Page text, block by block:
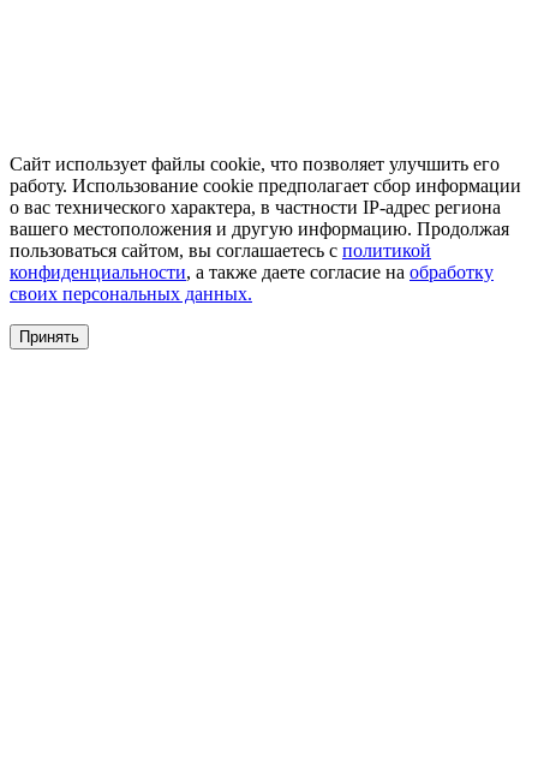
Сайт использует файлы cookie, что позволяет улучшить его
работу. Использование cookie предполагает сбор информации
о вас технического характера, в частности IP-адрес региона
вашего местоположения и другую информацию. Продолжая
пользоваться сайтом, вы соглашаетесь с политикой
конфиденциальности, а также даете согласие на обработку
своих персональных данных.
Принять